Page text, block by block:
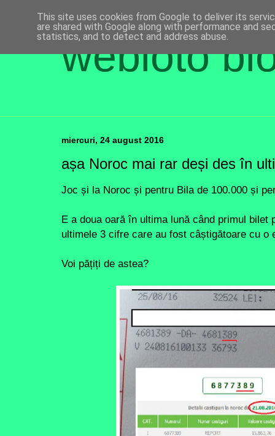
webloto
miercuri, 24 august 2016
așa Noroc mai rar deși des în
Joc și la Noroc și pentru Bila de 100.000 și
E a doua oară în ultima lună când primul bilet
ultimele 3 cifre care au fost câștigătoare cu o
Voi pățiți de astea?
This site uses cookies from Google to deliver its
are shared with Google along with performance and
statistics, and to detect and address abuse.